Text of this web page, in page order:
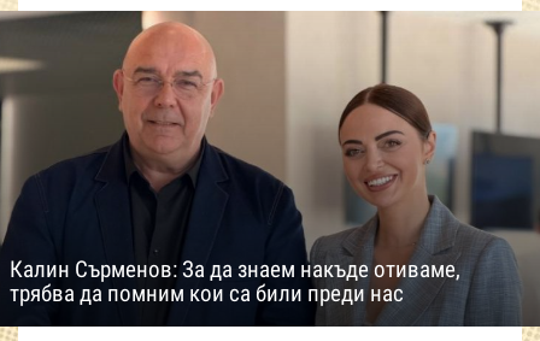
Калин Сърменов: За да знаем накъде отиваме,
трябва да помним кои са били преди нас